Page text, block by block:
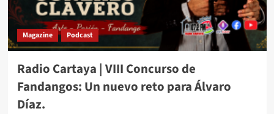
Magazine Podcast
Radio Cartaya | VIII Concurso de
Fandangos: Un nuevo reto para Álvaro
Díaz.